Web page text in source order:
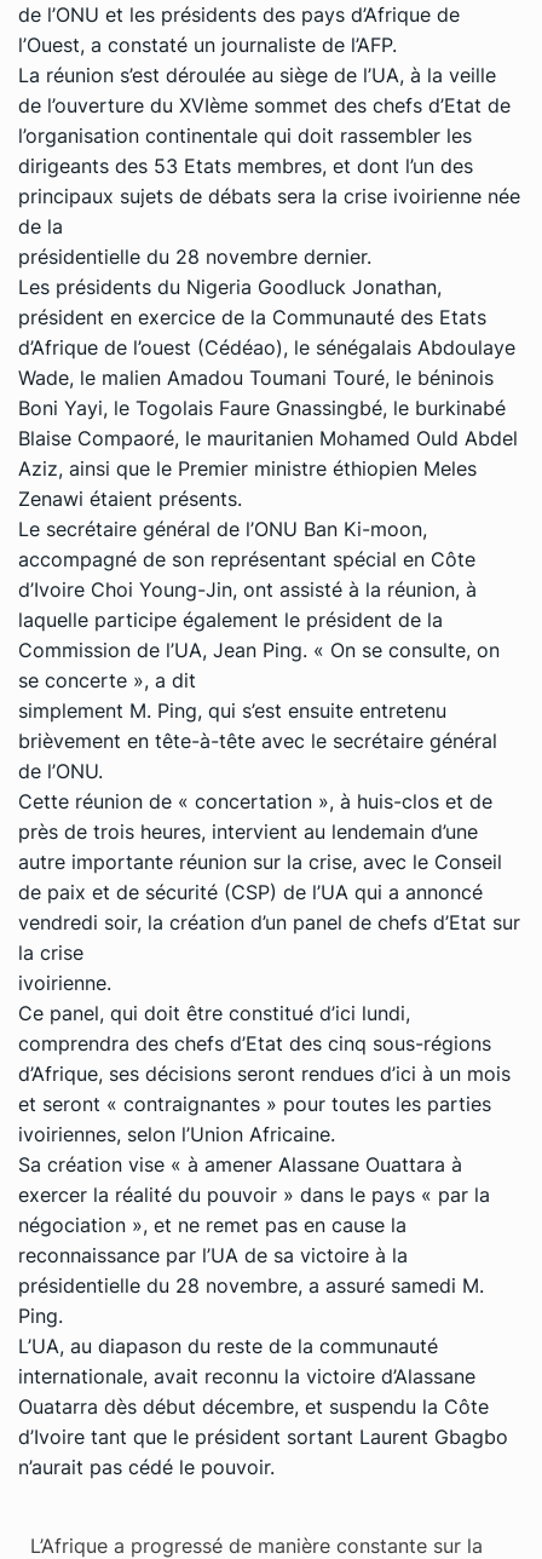
de l’ONU et les présidents des pays d’Afrique de
l’Ouest, a constaté un journaliste de l’AFP.
La réunion s’est déroulée au siège de l’UA, à la veille
de l’ouverture du XVIème sommet des chefs d’Etat de
l’organisation continentale qui doit rassembler les
dirigeants des 53 Etats membres, et dont l’un des
principaux sujets de débats sera la crise ivoirienne née
de la
présidentielle du 28 novembre dernier.
Les présidents du Nigeria Goodluck Jonathan,
président en exercice de la Communauté des Etats
d’Afrique de l’ouest (Cédéao), le sénégalais Abdoulaye
Wade, le malien Amadou Toumani Touré, le béninois
Boni Yayi, le Togolais Faure Gnassingbé, le burkinabé
Blaise Compaoré, le mauritanien Mohamed Ould Abdel
Aziz, ainsi que le Premier ministre éthiopien Meles
Zenawi étaient présents.
Le secrétaire général de l’ONU Ban Ki-moon,
accompagné de son représentant spécial en Côte
d’Ivoire Choi Young-Jin, ont assisté à la réunion, à
laquelle participe également le président de la
Commission de l’UA, Jean Ping. « On se consulte, on
se concerte », a dit
simplement M. Ping, qui s’est ensuite entretenu
brièvement en tête-à-tête avec le secrétaire général
de l’ONU.
Cette réunion de « concertation », à huis-clos et de
près de trois heures, intervient au lendemain d’une
autre importante réunion sur la crise, avec le Conseil
de paix et de sécurité (CSP) de l’UA qui a annoncé
vendredi soir, la création d’un panel de chefs d’Etat sur
la crise
ivoirienne.
Ce panel, qui doit être constitué d’ici lundi,
comprendra des chefs d’Etat des cinq sous-régions
d’Afrique, ses décisions seront rendues d’ici à un mois
et seront « contraignantes » pour toutes les parties
ivoiriennes, selon l’Union Africaine.
Sa création vise « à amener Alassane Ouattara à
exercer la réalité du pouvoir » dans le pays « par la
négociation », et ne remet pas en cause la
reconnaissance par l’UA de sa victoire à la
présidentielle du 28 novembre, a assuré samedi M.
Ping.
L’UA, au diapason du reste de la communauté
internationale, avait reconnu la victoire d’Alassane
Ouatarra dès début décembre, et suspendu la Côte
d’Ivoire tant que le président sortant Laurent Gbagbo
n’aurait pas cédé le pouvoir.
L’Afrique a progressé de manière constante sur la